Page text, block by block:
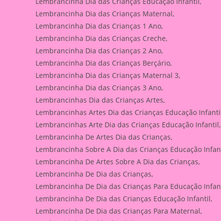
Lembrancinha Dia das Crianças Maternal,
Lembrancinha Dia das Crianças 1 Ano,
Lembrancinha Dia das Crianças Creche,
Lembrancinha Dia das Crianças 2 Ano,
Lembrancinha Dia das Crianças Berçário,
Lembrancinha Dia das Crianças Maternal 3,
Lembrancinha Dia das Crianças 3 Ano,
Lembrancinhas Dia das Crianças Artes,
Lembrancinhas Artes Dia das Crianças Educação
Lembrancinhas Arte Dia das Crianças Educação Infantil,
Lembrancinha De Artes Dia das Crianças,
Lembrancinha Sobre A Dia das Crianças Educação
Lembrancinha De Artes Sobre A Dia das Crianças,
Lembrancinha De Dia das Crianças,
Lembrancinha De Dia das Crianças Para Educação
Lembrancinha De Dia das Crianças Educação Infantil,
Lembrancinha De Dia das Crianças Para Maternal,